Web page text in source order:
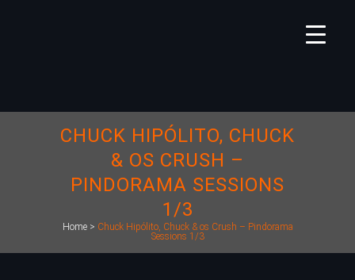
CHUCK HIPÓLITO, CHUCK
& OS CRUSH –
PINDORAMA SESSIONS
1/3
Home> Chuck Hipólito, Chuck & os Crush – Pindorama
Sessions 1/3